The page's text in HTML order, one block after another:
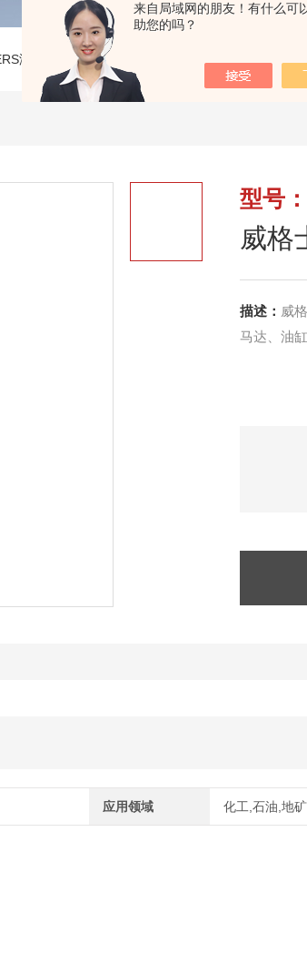
来自局域网的朋友！有什么可
助您的吗？
液压阀 >威格士进口溢流阀DGMC2-2-AT-CW-BT-
型号：
威格
描述： 威
马达、油
应用领域 化工,石油,地